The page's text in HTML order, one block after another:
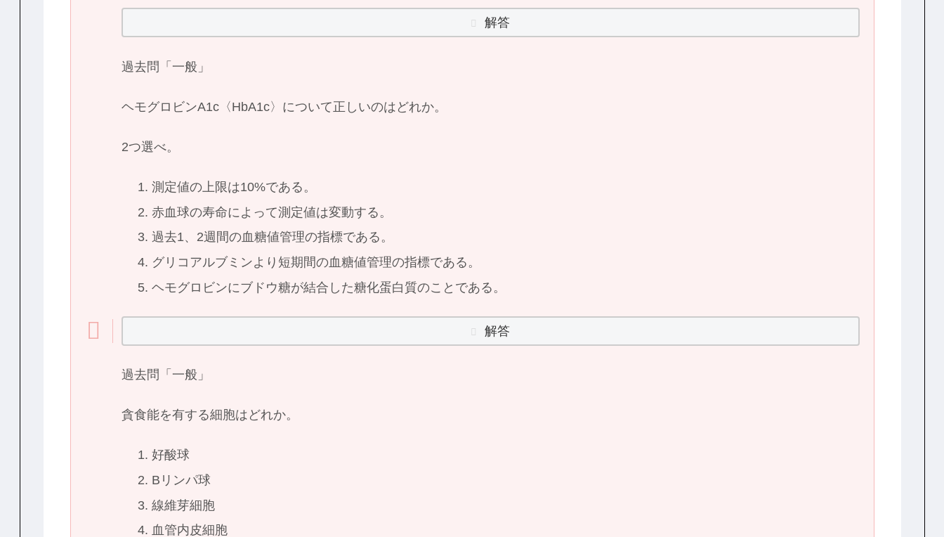
解答
過去問「一般」
ヘモグロビンA1c〈HbA1c〉について正しいのはどれか。
2つ選べ。
測定値の上限は10%である。
赤血球の寿命によって測定値は変動する。
過去1、2週間の血糖値管理の指標である。
グリコアルブミンより短期間の血糖値管理の指標である。
ヘモグロビンにブドウ糖が結合した糖化蛋白質のことである。
解答
過去問「一般」
貪食能を有する細胞はどれか。
好酸球
Bリンパ球
線維芽細胞
血管内皮細胞